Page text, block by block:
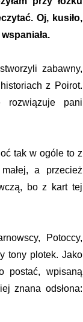
Oj, kusiło,
zabawny,
z Poirot.
rozwiązuje pani
tak w ogóle to z
a przecież
bo z kart tej
Potoccy,
tony plotek. Jako
postać, wpisaną
znana odsłona: